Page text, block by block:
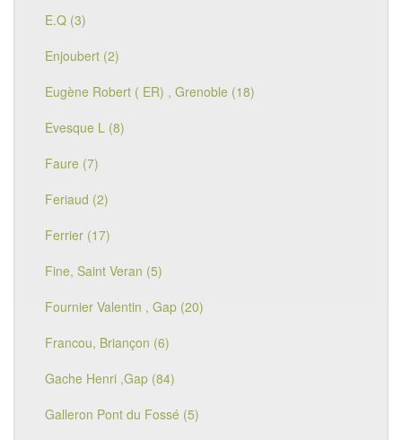
E.Q (3)
Enjoubert (2)
Eugène Robert ( ER) , Grenoble (18)
Evesque L (8)
Faure (7)
Feriaud (2)
Ferrier (17)
Fine, Saint Veran (5)
Fournier Valentin , Gap (20)
Francou, Briançon (6)
Gache Henri ,Gap (84)
Galleron Pont du Fossé (5)